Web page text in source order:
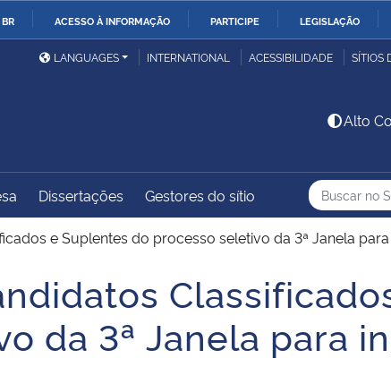
ACESSO À INFORMAÇÃO PARTICIPE LEGISLAÇÃO
Ministério das Relações
Exteriores
Ministério da Economia
Controladoria-Geral da
União
Ministério da Mulher, da
Família e dos Direitos
Banco Central do Brasil Planalto
LANGUAGES INTERNATIONAL ACESSIBILIDADE SÍTIOS
Alto
Dissertações Gestores do sítio Busca
Busca:
e Suplentes do processo seletivo da 3ª Janela
da 3ª Janela para